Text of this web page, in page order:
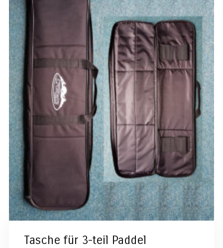
Tasche für 3-teil Paddel